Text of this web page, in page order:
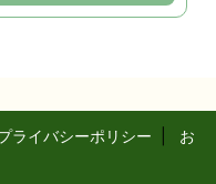
ライバシーポリシー
お